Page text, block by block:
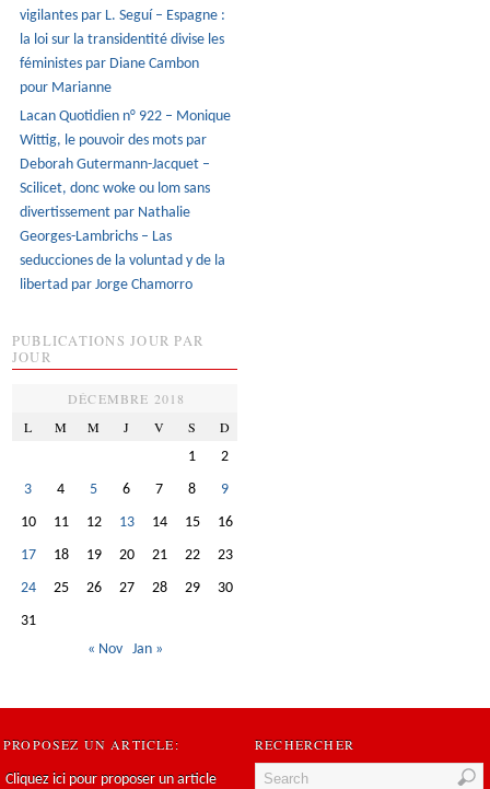
vigilantes par L. Seguí – Espagne :
la loi sur la transidentité divise les
féministes par Diane Cambon
pour Marianne
Lacan Quotidien n° 922 – Monique
Wittig, le pouvoir des mots par
Deborah Gutermann-Jacquet –
Scilicet, donc woke ou lom sans
divertissement par Nathalie
Georges-Lambrichs – Las
seducciones de la voluntad y de la
libertad par Jorge Chamorro
PUBLICATIONS JOUR PAR
JOUR
DÉCEMBRE 2018
L
M M J V S D
1
2
3
4 5 6 7 8
9
10
11 12 13 14 15
16
17
18 19 20 21 22
23
24
25 26 27 28 29
30
31
« Nov
Jan »
PROPOSEZ UN ARTICLE:
Cliquez ici pour proposer un article
RECHERCHER